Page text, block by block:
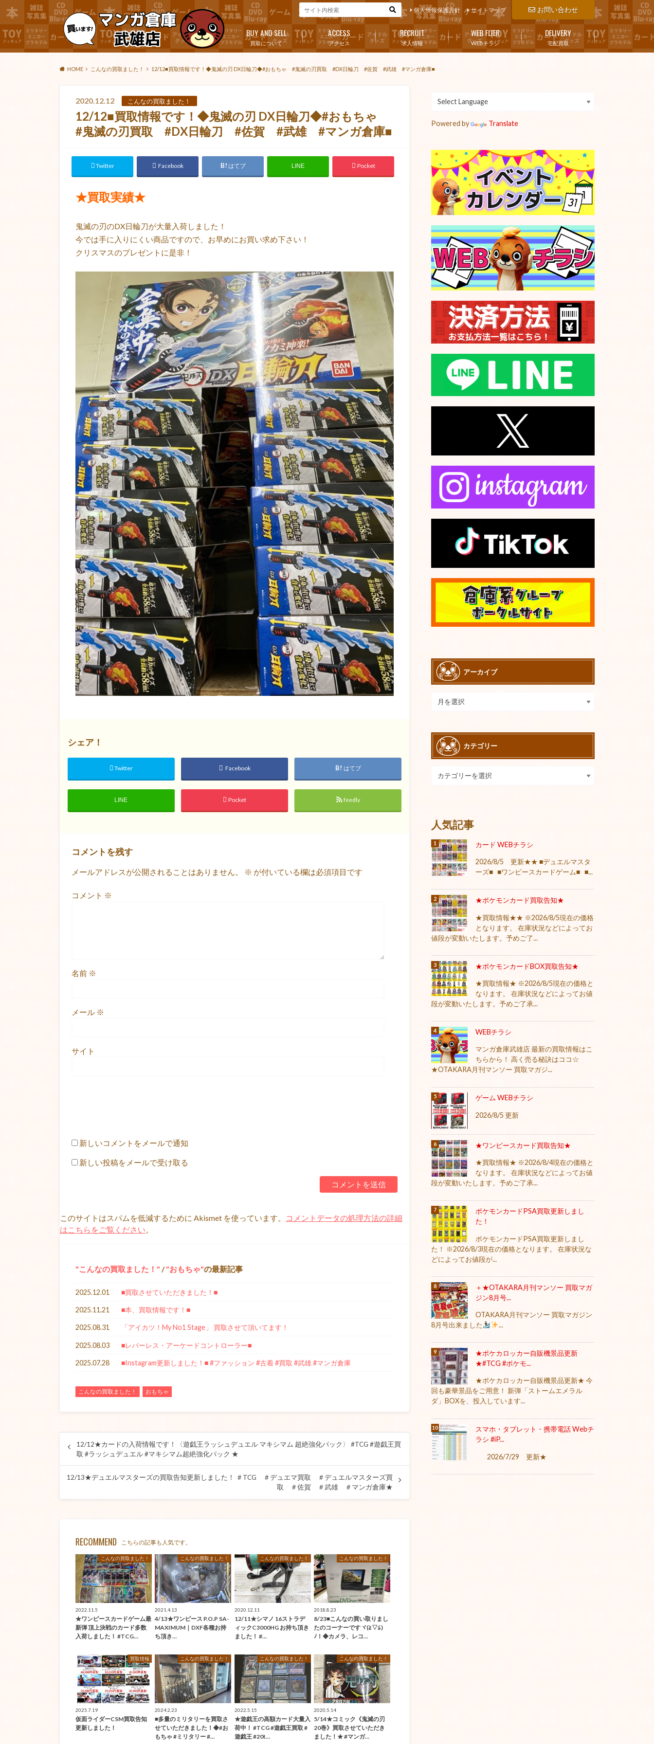
お問い合わせ
個人情報保護方針 サイトマップ
買取について
BUY AND SELL
アクセス
ACCESS
求人情報
RECRUIT
WEBチラシ
WEB FLIER
宅配買取
DELIVERY
HOME こんなの買取ました！ 12/12■買取情報です！◆鬼滅の刃 DX日輪刀◆#おもちゃ #鬼滅の刃買取 #DX日輪刀 #佐賀 #武雄 #マンガ倉庫■
2020.12.12 こんなの買取ました！
12/12■買取情報です！◆鬼滅の刃 DX日輪刀◆#おもちゃ
#鬼滅の刃買取 #DX日輪刀 #佐賀 #武雄 #マンガ倉庫■
Twitter Facebook はてブ LINE Pocket
★買取実績★
鬼滅の刃のDX日輪刀が大量入荷しました！
今では手に入りにくい商品ですので、お早めにお買い求め下さい！
クリスマスのプレゼントに是非！
シェア！
Twitter Facebook はてブ
LINE Pocket feedly
コメントを残す
メールアドレスが公開されることはありません。 ※ が付いている欄は必須項目です
コメント ※
名前 ※
メール ※
サイト
新しいコメントをメールで通知
新しい投稿をメールで受け取る
このサイトはスパムを低減するために Akismet を使っています。
コメントデータの処理方法の詳細
はこちらをご覧ください。
こんなの買取ました！ / おもちゃ の最新記事
2025.12.01 ■買取させていただきました！■
2025.11.21 ■本、買取情報です！■
2025.08.31 「アイカツ！My No1 Stage」 買取させて頂いてます！
2025.08.03 ■レバーレス・アーケードコントローラー■
2025.07.28 ■Instagram更新しました！■ #ファッション #古着 #買取 #武雄 #マンガ倉庫
こんなの買取ました！ おもちゃ
12/12★カードの入荷情報です！〈遊戯王ラッシュデュエル マキシマム 超絶強化パック〉 #TCG #遊戯王買
取 #ラッシュデュエル #マキシマム超絶強化パック ★
12/13★デュエルマスターズの買取告知更新しました！ ＃TCG ＃デュエマ買取 ＃デュエルマスターズ買
取 ＃佐賀 ＃武雄 ＃マンガ倉庫★
RECOMMEND こちらの記事も人気です。
こんなの買取ました！
2022.11.5
★ワンピースカードゲーム最
新弾 頂上決戦のカード多数
入荷しました！ #TCG…
こんなの買取ました！
2021.4.13
4/13★ワンピース P.O.P SA-
MAXIMUM｜DXF各種お持
ち頂き…
こんなの買取ました！
2020.12.11
12/11★シマノ 16ストラデ
ィックC3000HG お持ち頂き
ました！ #…
こんなの買取ました！
2018.8.23
8/23■こんなの買い取りまし
たのコーナーですヾ(≧▽≦)
ﾉ！◆カメラ、レコ…
買取情報
2025.7.19
仮面ライダーCSM買取告知
更新しました！
こんなの買取ました！
2024.2.23
■多量のミリタリーを買取さ
せていただきました！◆#お
もちゃ #ミリタリー #…
こんなの買取ました！
2022.5.15
★遊戯王の高額カード大量入
荷中！ #TCG #遊戯王買取 #
遊戯王 #20t…
こんなの買取ました！
2020.5.14
5/14★コミック《鬼滅の刃
20巻》買取させていただき
ました！★ #マンガ…
Powered by Translate
アーカイブ
カテゴリー
人気記事
カード WEBチラシ
2026/8/5 更新★★ ■デュエルマスタ
ーズ■ ■ワンピースカードゲーム■ ■...
★ポケモンカード買取告知★
★買取情報★★ ※2026/8/5現在の価格
となります。 在庫状況などによってお
値段が変動いたします。予めご了...
★ポケモンカードBOX買取告知★
★買取情報★ ※2026/8/5現在の価格と
なります。 在庫状況などによってお値
段が変動いたします。予めご了承...
WEBチラシ
マンガ倉庫武雄店 最新の買取情報はこ
ちらから！ 高く売る秘訣はココ☆
★OTAKARA月刊マンソー 買取マガジ...
ゲーム WEBチラシ
2026/8/5 更新
★ワンピースカード買取告知★
★買取情報★ ※2026/8/4現在の価格と
なります。 在庫状況などによってお値
段が変動いたします。予めご了承...
ポケモンカードPSA買取更新しまし
た！
ポケモンカードPSA買取更新しまし
た！ ※2026/8/3現在の価格となります。 在庫状況な
どによってお値段が...
＋★OTAKARA月刊マンソー 買取マガ
ジン8月号...
OTAKARA月刊マンソー 買取マガジン
8月号出来ました
...
★ポケカロッカー自販機景品更新
★#TCG #ポケモ...
★ポケカロッカー自販機景品更新★ 今
回も豪華景品をご用意！ 新弾「ストームエメラル
ダ」BOXを、投入しています...
スマホ・タブレット・携帯電話 Webチ
ラシ #iP...
2026/7/29 更新★